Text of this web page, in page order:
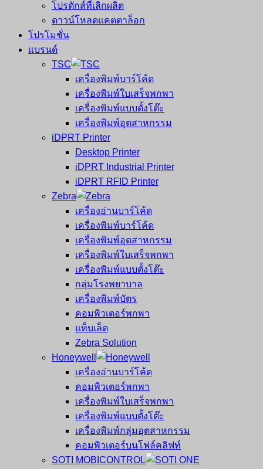
โปรดักส์ที่เลิกผลิต
ดาวน์โหลดแคตตาล็อก
โปรโมชั่น
แบรนด์
TSC
เครื่องพิมพ์บาร์โค้ด
เครื่องพิมพ์ใบเสร็จพกพา
เครื่องพิมพ์แบบตั้งโต๊ะ
เครื่องพิมพ์อุตสาหกรรม
iDPRT Printer
Desktop Printer
iDPRT Industrial Printer
iDPRT RFID Printer
Zebra
เครื่องอ่านบาร์โค้ด
เครื่องพิมพ์บาร์โค้ด
เครื่องพิมพ์อุตสาหกรรม
เครื่องพิมพ์ใบเสร็จพกพา
เครื่องพิมพ์แบบตั้งโต๊ะ
กลุ่มโรงพยาบาล
เครื่องพิมพ์บัตร
คอมพิวเตอร์พกพา
แท็บเล็ต
Zebra Solution
Honeywell
เครื่องอ่านบาร์โค้ด
คอมพิวเตอร์พกพา
เครื่องพิมพ์ใบเสร็จพกพา
เครื่องพิมพ์แบบตั้งโต๊ะ
เครื่องพิมพ์กลุ่มอุตสาหกรรม
คอมพิวเตอร์บนโฟล์คลิฟท์
SOTI MOBICONTROL